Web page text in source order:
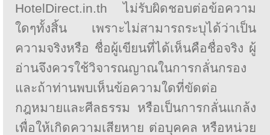
HotelDirect.in.th ไม่รับผิดชอบต่อข้อความ
ใดๆทั้งสิ้น เพราะไม่สามารถระบุได้ว่าเป็น
ความจริงหรือ ชื่อผู้เขียนที่ได้เห็นคือชื่อจริง ผู้
อ่านจึงควรใช้วิจารณญาณในการกลั่นกรอง
และถ้าท่านพบเห็นข้อความใดที่ขัดต่อ
กฎหมายและศีลธรรม หรือเป็นการกลั่นแกล้ง
เพื่อให้เกิดความเสียหาย ต่อบุคคล หรือหน่วย